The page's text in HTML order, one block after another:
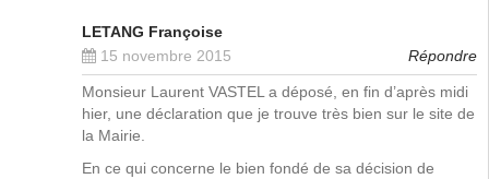
LETANG Françoise
15 novembre 2015
Répondre
Monsieur Laurent VASTEL a déposé, en fin d’après midi
hier, une déclaration que je trouve très bien sur le site de
la Mairie.
En ce qui concerne le bien fondé de sa décision de